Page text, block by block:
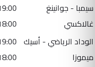
سيمبا - جوانينغ
غالاكسي
18:00
الوداد الرياضي - أسيك
ميموزا
18:00